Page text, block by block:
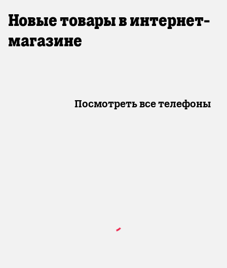
Новые товары в интернет-
магазине
Посмотреть все телефоны